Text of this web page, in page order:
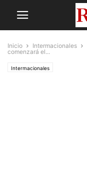
Inicio Intermacionales
comenzará el...
Intermacionales